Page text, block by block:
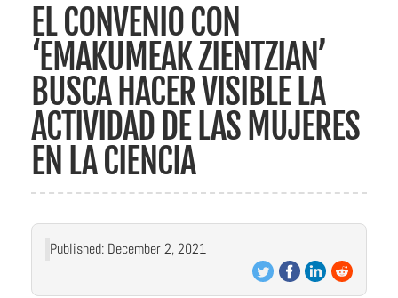
EL CONVENIO CON
‘EMAKUMEAK ZIENTZIAN’
BUSCA HACER VISIBLE LA
ACTIVIDAD DE LAS MUJERES
EN LA CIENCIA
Published: December 2, 2021